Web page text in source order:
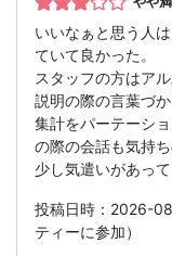
いいなぁと思う人
ていて良かった。
スタッフの方はア
説明の際の言葉づ
集計をパーテーシ
の際の会話も気持
少し気遣いがあっ
投稿日時：2026-
ティーに参加）